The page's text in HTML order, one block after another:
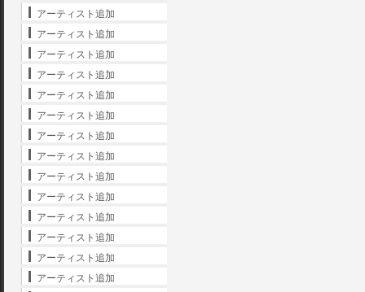
アーティスト追加
アーティスト追加
アーティスト追加
アーティスト追加
アーティスト追加
アーティスト追加
アーティスト追加
アーティスト追加
アーティスト追加
アーティスト追加
アーティスト追加
アーティスト追加
アーティスト追加
アーティスト追加